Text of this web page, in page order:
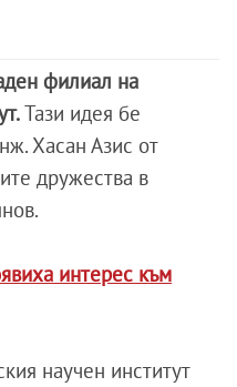
филиал на
Тази идея бе
Хасан Азис от
дружества в
интерес към
научен институт